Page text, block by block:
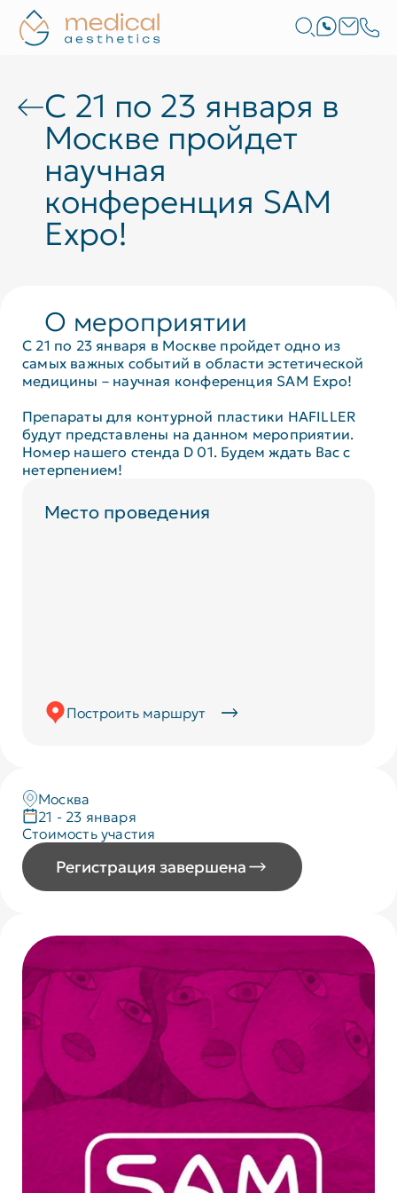
С 21 по 23 января в
Москве пройдет
научная
конференция SAM
Expo!
О мероприятии
С 21 по 23 января в Москве пройдет одно из
самых важных событий в области эстетической
медицины – научная конференция SAM Expo!
Препараты для контурной пластики HAFILLER
будут представлены на данном мероприятии.
Номер нашего стенда D 01. Будем ждать Вас с
нетерпением!
Место проведения
Построить маршрут
Москва
21 - 23 января
Стоимость участия
Регистрация завершена